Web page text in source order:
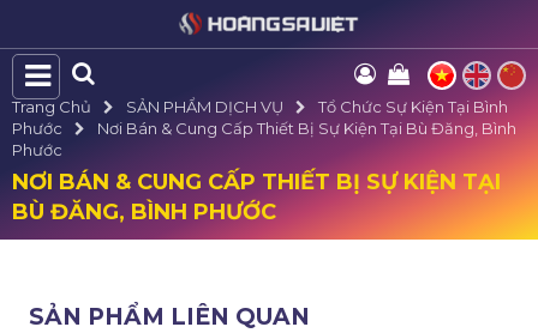
Trang Chủ SẢN PHẨM DỊCH VỤ
Tổ Chức Sự Kiện Tại Bình
Phước
Nơi Bán & Cung Cấp Thiết Bị Sự Kiện Tại Bù Đăng, Bình
Phước
NƠI BÁN & CUNG CẤP THIẾT BỊ SỰ KIỆN TẠI
BÙ ĐĂNG, BÌNH PHƯỚC
SẢN PHẨM LIÊN QUAN